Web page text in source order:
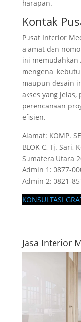
harapan.
Kontak
Pusat Interior
alamat dan
ini memudahkan
mengenai
maupun desain
akses yang jelas,
perencanaan
efisien.
Alamat: KOMP.
BLOK C, Tj. Sari,
Sumatera Utara
Admin 1: 0877-
Admin 2: 0821-
KONSULTASI
Jasa Interior